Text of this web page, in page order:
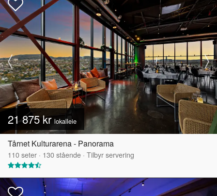
21 875 krlokalleie
Tårnet Kulturarena - Panorama
110seter · 130stående · Tilbyr servering